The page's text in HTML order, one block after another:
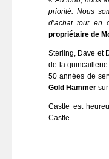
priorité. Nous
d’achat tout en
propriétaire de
Sterling, Dave et
de la
50 années de
Gold Hammer
Castle est
Castle.